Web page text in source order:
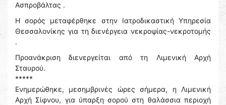
Ασπροβάλτας .
Η σορός μεταφέρθηκε στην Ιατροδικαστική Υπηρεσία
Θεσσαλονίκης για τη διενέργεια νεκροψίας-νεκροτομής
.
Προανάκριση διενεργείται από τη Λιμενική Αρχή
Σταυρού.
*****
Ενημερώθηκε, μεσημβρινές ώρες σήμερα, η Λιμενική
Αρχή Σίφνου, για ύπαρξη σορού στη θαλάσσια περιοχή